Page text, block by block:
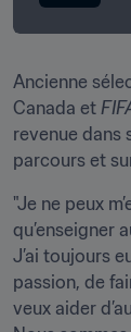
Ancienne
Canada et
revenue dans
parcours et
"Je ne peux
qu’enseigner
J’ai toujours
passion, de
veux aider